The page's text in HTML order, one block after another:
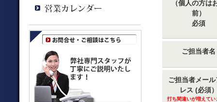
（個人の方は
前）
必須
ご担当者名
ご担当者メー
レス (必須
打ち間違いが増えてい